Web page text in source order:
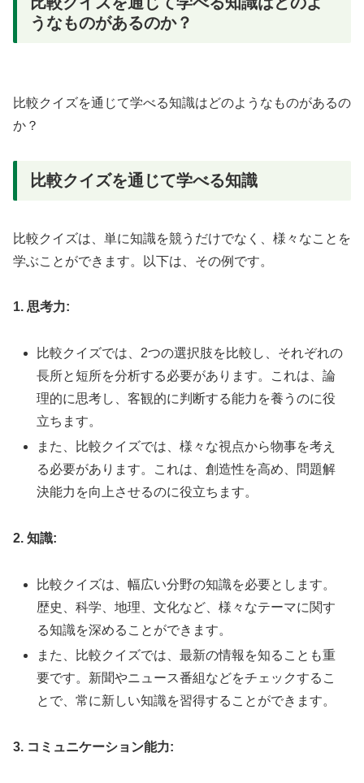
うなものがあるのか？
比較クイズを通じて学べる知識はどのようなものがあるの
か？
比較クイズを通じて学べる知識
比較クイズは、単に知識を競うだけでなく、様々なことを
学ぶことができます。以下は、その例です。
1. 思考力:
比較クイズでは、2つの選択肢を比較し、それぞれの
長所と短所を分析する必要があります。これは、論
理的に思考し、客観的に判断する能力を養うのに役
立ちます。
また、比較クイズでは、様々な視点から物事を考え
る必要があります。これは、創造性を高め、問題解
決能力を向上させるのに役立ちます。
2. 知識:
比較クイズは、幅広い分野の知識を必要とします。
歴史、科学、地理、文化など、様々なテーマに関す
る知識を深めることができます。
また、比較クイズでは、最新の情報を知ることも重
要です。新聞やニュース番組などをチェックするこ
とで、常に新しい知識を習得することができます。
3. コミュニケーション能力: